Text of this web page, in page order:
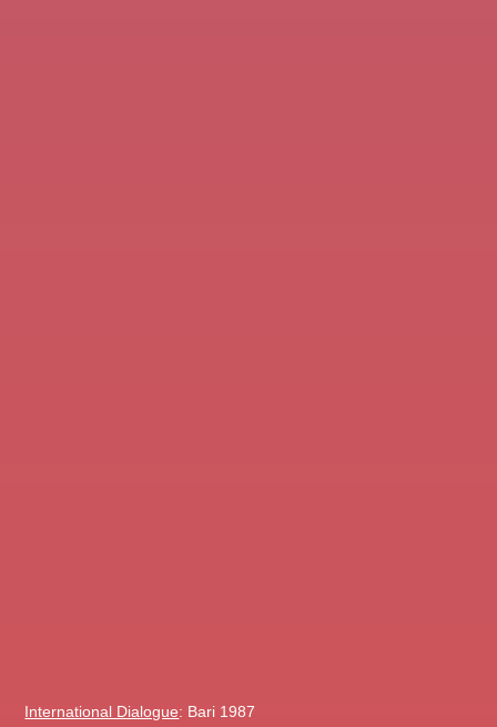
International Dialogue: Bari 1987